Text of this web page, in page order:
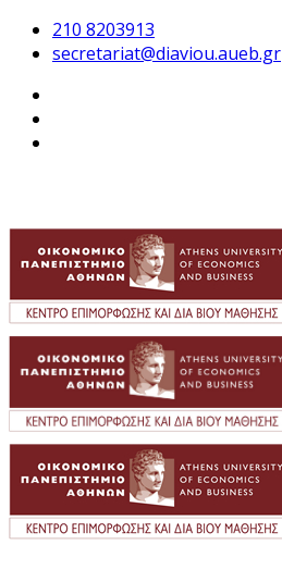
210 8203913
secretariat@diaviou.aueb.gr